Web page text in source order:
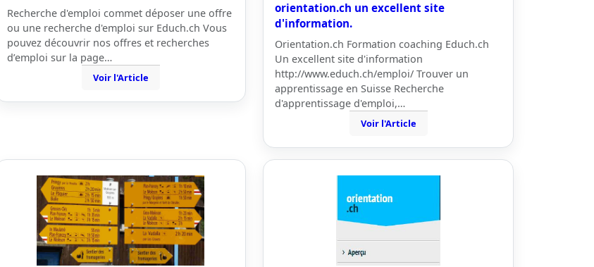
Recherche d'emploi commet déposer une offre
ou une recherche d'emploi sur Educh.ch Vous
pouvez découvrir nos offres et recherches
d’emploi sur la page…
Voir l'Article
orientation.ch un excellent site
d'information.
Orientation.ch Formation coaching Educh.ch
Un excellent site d'information
http://www.educh.ch/emploi/ Trouver un
apprentissage en Suisse Recherche
d'apprentissage d'emploi,…
Voir l'Article